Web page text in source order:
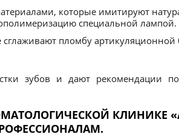
которые имитируют
специальной лампой.
пломбу артикуляционной
зубов и дают рекомендации
КЛИНИКЕ